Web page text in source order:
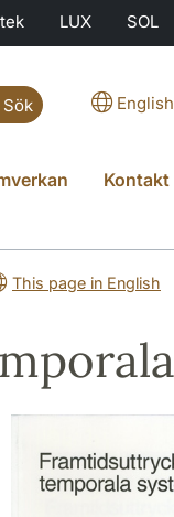
LUX SOL
Sök
Kontakt
This page in English